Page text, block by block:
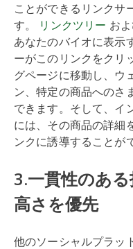
ことができるリンクサ
す。
リンクツリー お
あなたのバイオに表示
ーがこのリンクをクリ
グページに移動し、ウ
ン、特定の商品へのさ
できます。そして、イ
には、その商品の詳細
ンクに誘導することが
3.一貫性のあ
高さを優先
他のソーシャルプラッ